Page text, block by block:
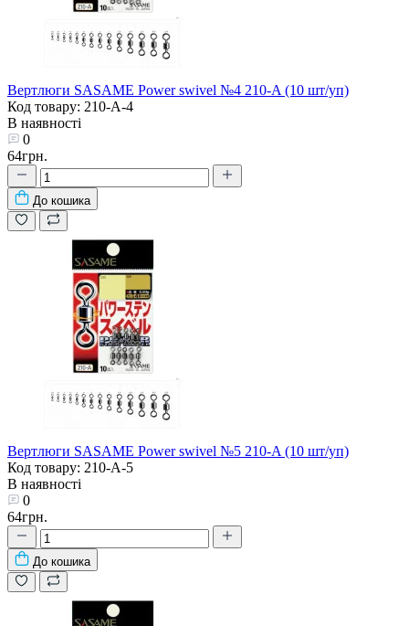
Вертлюги SASAME Power swivel №4 210-A (10 шт/уп)
Код товару: 210-A-4
В наявності
0
64грн.
До кошика
Вертлюги SASAME Power swivel №5 210-A (10 шт/уп)
Код товару: 210-A-5
В наявності
0
64грн.
До кошика